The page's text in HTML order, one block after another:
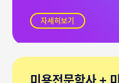
자세히보기
미용전문학사 +